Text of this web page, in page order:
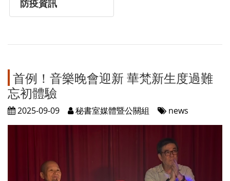
防疫資訊
首例！音樂晚會迎新 華梵新生度過難
忘初體驗
2025-09-09 秘書室媒體暨公關組 news